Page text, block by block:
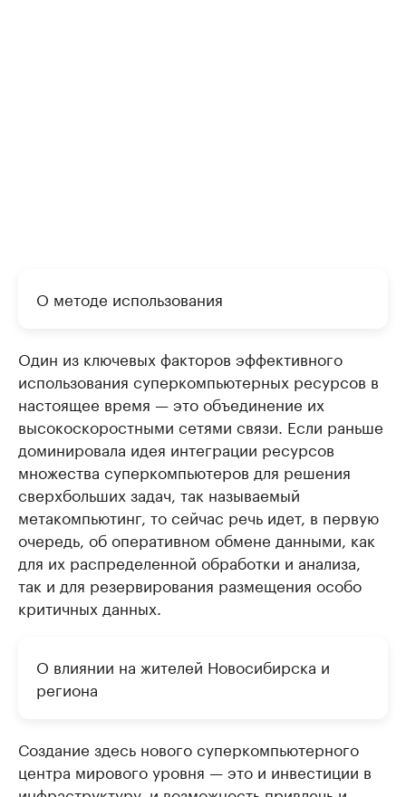
О методе использования
Один из ключевых факторов эффективного
использования суперкомпьютерных ресурсов в
настоящее время — это объединение их
высокоскоростными сетями связи. Если раньше
доминировала идея интеграции ресурсов
множества суперкомпьютеров для решения
сверхбольших задач, так называемый
метакомпьютинг, то сейчас речь идет, в первую
очередь, об оперативном обмене данными, как
для их распределенной обработки и анализа,
так и для резервирования размещения особо
критичных данных.
О влиянии на жителей Новосибирска и
региона
Создание здесь нового суперкомпьютерного
центра мирового уровня — это и инвестиции в